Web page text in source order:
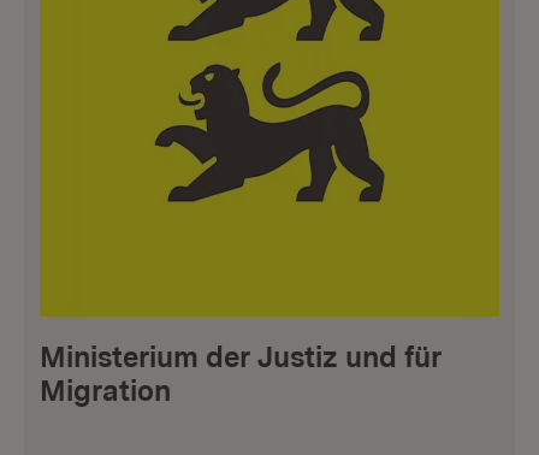
Ministerium der Justiz und für
Migration